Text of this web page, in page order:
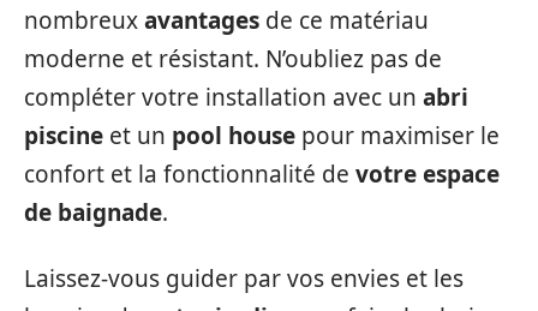
nombreuxavantages de ce matériau
moderne et résistant. N’oubliez pas de
compléter votre installation avec un abri
piscine et un pool house pour maximiser le
confort et la fonctionnalité de votre espace
de baignade.
Laissez-vous guider par vos envies et les